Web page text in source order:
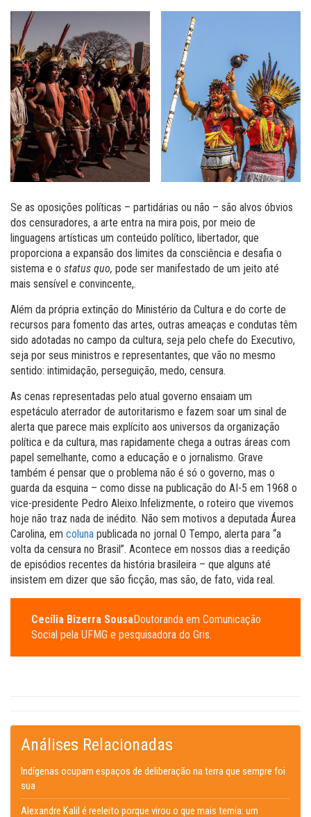
Se as oposições políticas – partidárias ou não – são alvos óbvios
dos censuradores, a arte entra na mira pois, por meio de
linguagens artísticas um conteúdo político, libertador, que
proporciona a expansão dos limites da consciência e desafia o
sistema e o status quo, pode ser manifestado de um jeito até
mais sensível e convincente,.
Além da própria extinção do Ministério da Cultura e do corte de
recursos para fomento das artes, outras ameaças e condutas têm
sido adotadas no campo da cultura, seja pelo chefe do Executivo,
seja por seus ministros e representantes, que vão no mesmo
sentido: intimidação, perseguição, medo, censura.
As cenas representadas pelo atual governo ensaiam um
espetáculo aterrador de autoritarismo e fazem soar um sinal de
alerta que parece mais explícito aos universos da organização
política e da cultura, mas rapidamente chega a outras áreas com
papel semelhante, como a educação e o jornalismo. Grave
também é pensar que o problema não é só o governo, mas o
guarda da esquina – como disse na publicação do AI-5 em 1968 o
vice-presidente Pedro Aleixo.Infelizmente, o roteiro que vivemos
hoje não traz nada de inédito. Não sem motivos a deputada Áurea
Carolina, em coluna publicada no jornal O Tempo, alerta para “a
volta da censura no Brasil”. Acontece em nossos dias a reedição
de episódios recentes da história brasileira – que alguns até
insistem em dizer que são ficção, mas são, de fato, vida real.
Cecília Bizerra SousaDoutoranda em Comunicação
Social pela UFMG e pesquisadora do Gris.
Análises Relacionadas
Indígenas ocupam espaços de deliberação na terra que sempre foi
sua
Alexandre Kalil é reeleito porque virou o que mais temia: um